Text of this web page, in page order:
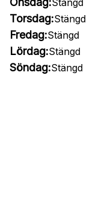
Torsdag:Stängd
Fredag:Stängd
Lördag:Stängd
Söndag:Stängd